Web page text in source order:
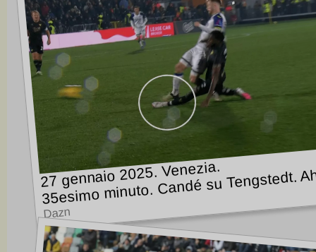
27 gennaio 2025. Venezia.
35esimo minuto. Candé su Tengstedt.
Dazn